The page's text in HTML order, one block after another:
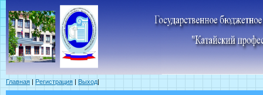
Главная | Регистрация | Выход|